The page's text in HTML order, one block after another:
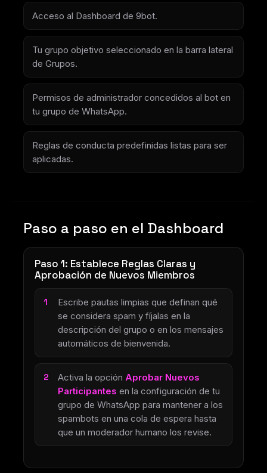
Acceso al Dashboard de 9bot.
Tu grupo objetivo seleccionado en la barra lateral
de Grupos.
Permisos de administrador concedidos al bot en
tu grupo de WhatsApp.
Reglas de conducta predefinidas listas para ser
aplicadas.
Paso a paso en el Dashboard
Paso 1: Establece Reglas Claras y
Aprobación de Nuevos Miembros
Escribe pautas limpias que definan qué
se considera spam y fíjalas en la
descripción del grupo o en los mensajes
automáticos de bienvenida.
Activa la opción Aprobar Nuevos
Participantes en la configuración de tu
grupo de WhatsApp para mantener a los
spambots en una cola de espera hasta
que un moderador humano los revise.